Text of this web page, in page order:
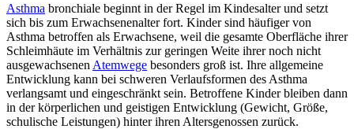
Asthma bronchiale beginnt in der Regel im Kindesalter und setzt
sich bis zum Erwachsenenalter fort. Kinder sind häufiger von
Asthma betroffen als Erwachsene, weil die gesamte Oberfläche ihrer
Schleimhäute im Verhältnis zur geringen Weite ihrer noch nicht
ausgewachsenen Atemwege besonders groß ist. Ihre allgemeine
Entwicklung kann bei schweren Verlaufsformen des Asthma
verlangsamt und eingeschränkt sein. Betroffene Kinder bleiben dann
in der körperlichen und geistigen Entwicklung (Gewicht, Größe,
schulische Leistungen) hinter ihren Altersgenossen zurück.